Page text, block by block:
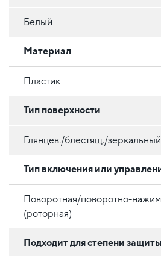
Белый
Материал
Пластик
Тип поверхности
Глянцев./блестящ./зеркальный
Тип включения или
Поворотная/поворотно-
(роторная)
Подходит для степени